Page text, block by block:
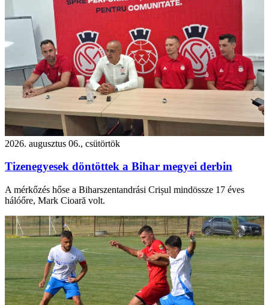
2026. augusztus 06., csütörtök
Tizenegyesek döntöttek a Bihar megyei derbin
A mérkőzés hőse a Biharszentandrási Crișul mindössze 17 éves
hálóőre, Mark Cioară volt.